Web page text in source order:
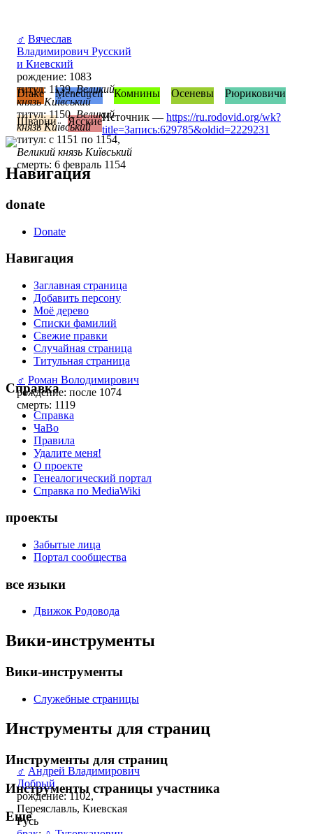
♂ Вячеслав
Владимирович Русский
и Киевский
рождение: 1083
титул: 1139,Великий
князь Київський
титул: 1150,Великий
князь Київський
титул: с 1151 по 1154,
Великий князь Київський
смерть: 6 февраль 1154
♂ Роман Володимирович
рождение: после 1074
смерть: 1119
♂ Андрей Владимирович
Добрый
рождение: 1102,
Переяславль, Киевская
Русь
Drake Meneutren Комнины Осеневы Рюриковичи
Шварни ЯсскиеИсточник — https://ru.rodovid.org/wk?
title=Запись:629785&oldid=2229231
Навигация
donate
Donate
Навигация
Заглавная страница
Добавить персону
Моё дерево
Списки фамилий
Свежие правки
Случайная страница
Титульная страница
Справка
Справка
ЧаВо
Правила
Удалите меня!
О проекте
Генеалогический портал
Справка по MediaWiki
проекты
Забытые лица
Портал сообщества
все языки
Движок Родовода
Вики-инструменты
Вики-инструменты
Служебные страницы
Инструменты для страниц
Инструменты для страниц
Инструменты страницы участника
Ещё